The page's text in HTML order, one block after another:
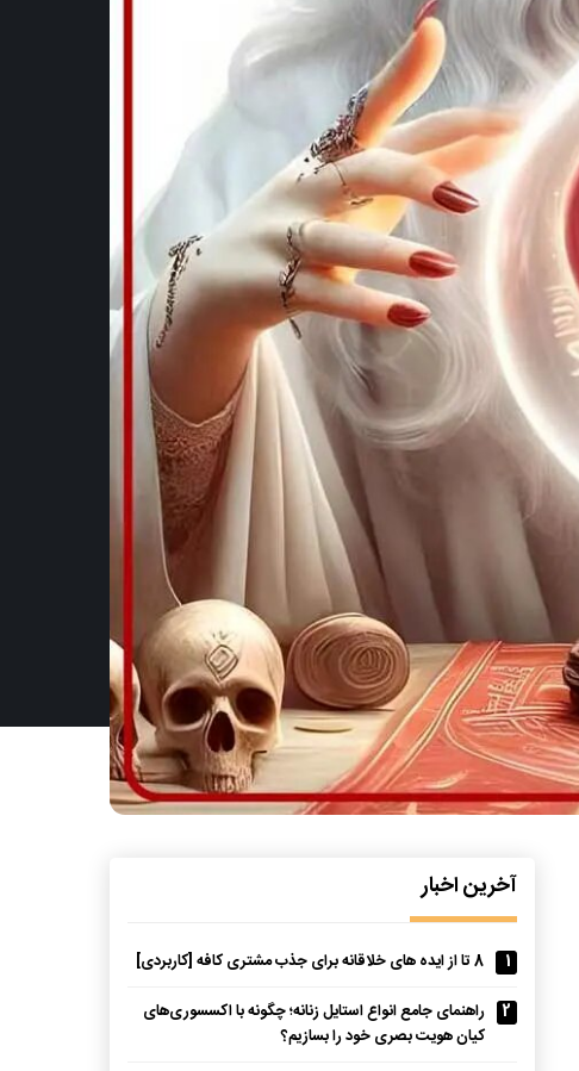
آخرین اخبار
1
8 تا از ایده های خلاقانه برای جذب مشتری کافه [کاربردی]
2
راهنمای جامع انواع استایل زنانه؛ چگونه با اکسسوری‌های
کیان هویت بصری خود را بسازیم؟